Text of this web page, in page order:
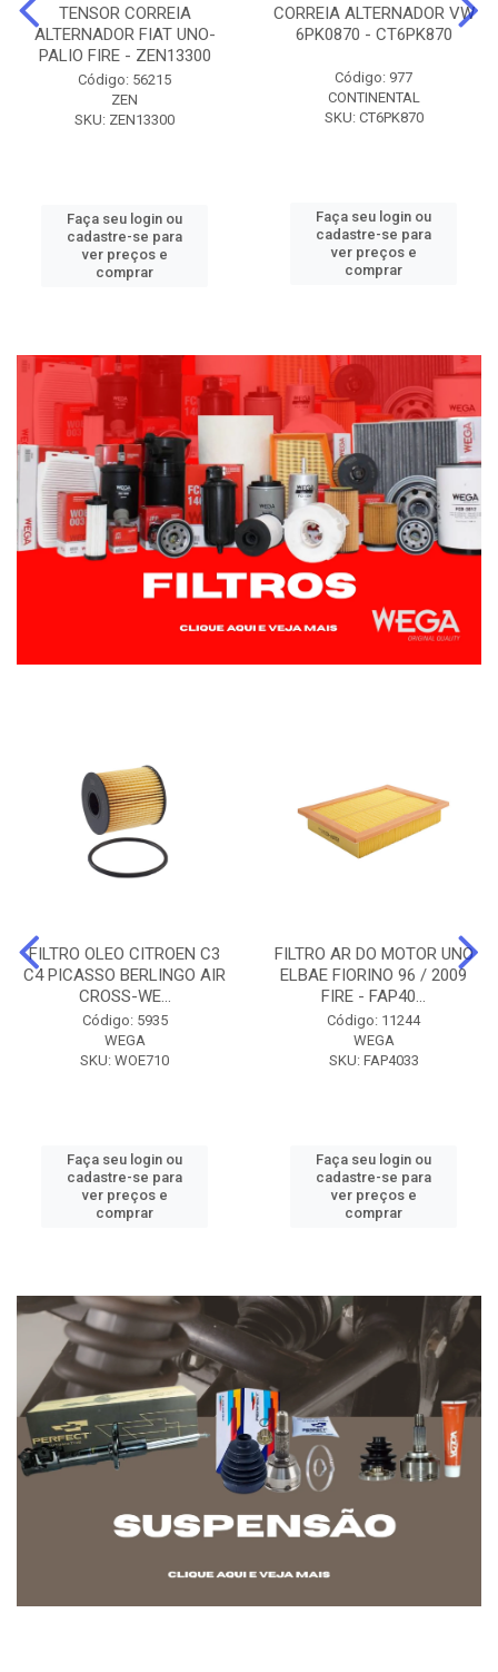
TENSOR CORREIA
ALTERNADOR FIAT UNO-
PALIO FIRE - ZEN13300
Código: 56215
ZEN
SKU: ZEN13300
Faça seu login ou
cadastre-se para
ver preços e
comprar
CORREIA ALTERNADOR VW
6PK0870 - CT6PK870
Código: 977
CONTINENTAL
SKU: CT6PK870
Faça seu login ou
cadastre-se para
ver preços e
comprar
FILTRO OLEO CITROEN C3
C4 PICASSO BERLINGO AIR
CROSS-WE...
Código: 5935
WEGA
SKU: WOE710
Faça seu login ou
cadastre-se para
ver preços e
comprar
FILTRO AR DO MOTOR UNO
ELBAE FIORINO 96 / 2009
FIRE - FAP40...
Código: 11244
WEGA
SKU: FAP4033
Faça seu login ou
cadastre-se para
ver preços e
comprar